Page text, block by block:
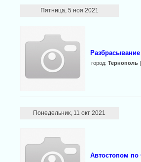
Пятница, 5 ноя 2021
город: Тернополь|
Понедельник, 11 окт 2021
Автостопом по